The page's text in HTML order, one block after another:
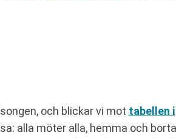
och blickar vi mot tabellen i
alla möter alla, hemma och